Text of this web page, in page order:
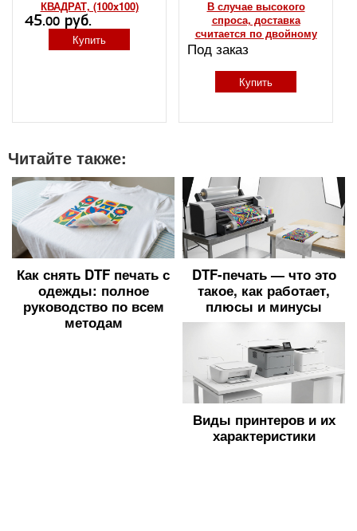
КВАДРАТ, (100x100)
45.00 руб.
Купить
В случае высокого
спроса, доставка
считается по двойному
тарифу, либо
откладывается до
оптимальной
загруженности дорог
Под заказ
Купить
Читайте также:
Как снять DTF печать с
одежды: полное
руководство по всем
методам
DTF-печать — что это
такое, как работает,
плюсы и минусы
Виды принтеров и их
характеристики